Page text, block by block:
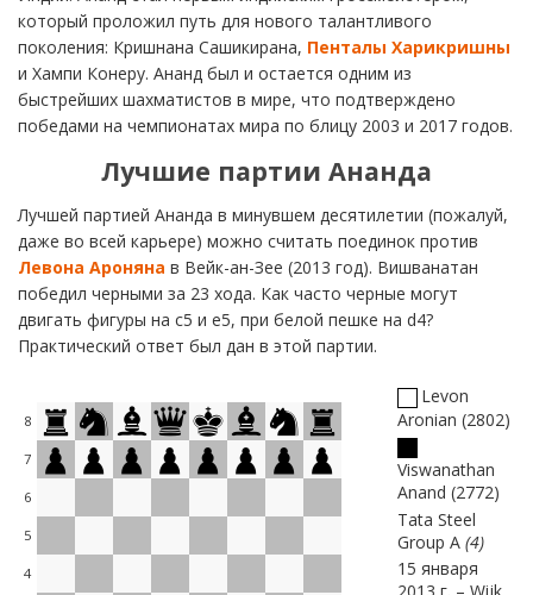
который проложил путь для нового талантливого
поколения: Кришнана Сашикирана, Пенталы Харикришны
и Хампи Конеру. Ананд был и остается одним из
быстрейших шахматистов в мире, что подтверждено
победами на чемпионатах мира по блицу 2003 и 2017 годов.
Лучшие партии Ананда
Лучшей партией Ананда в минувшем десятилетии (пожалуй,
даже во всей карьере) можно считать поединок против
Левона Ароняна в Вейк-ан-Зее (2013 год). Вишванатан
победил черными за 23 хода. Как часто черные могут
двигать фигуры на с5 и е5, при белой пешке на d4?
Практический ответ был дан в этой партии.
8
7
6
5
4
Levon
Aronian 2802
Viswanathan
Anand 2772
Tata Steel
Group A 4
15 января